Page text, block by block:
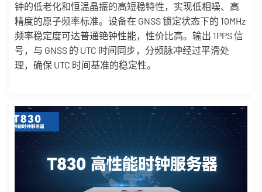
钟的低老化和恒温晶振的高短稳特性，实现低相噪、高
精度的原子频率标准。设备在 GNSS 锁定状态下的 10MHz
频率稳定度可达普通铯钟性能，性价比高。输出 1PPS 信
号，与 GNSS 的 UTC 时间同步，分频脉冲经过平滑处
理，确保 UTC 时间基准的稳定性。